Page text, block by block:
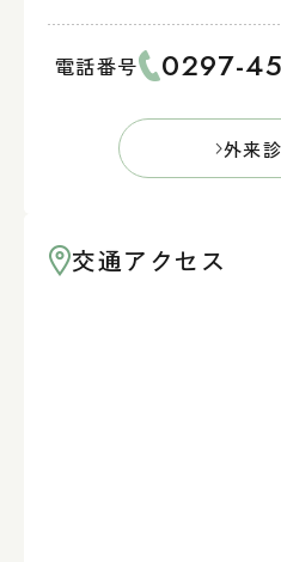
電話番号 0297-
外来
交通アクセス